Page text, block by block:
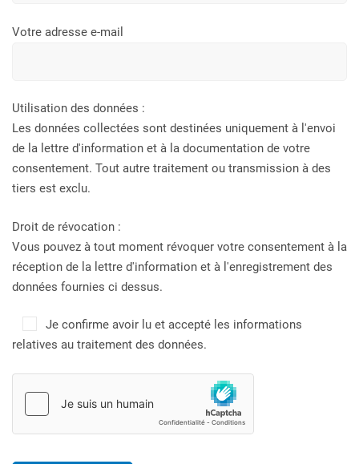
Votre adresse e-mail
Utilisation des données :
Les données collectées sont destinées uniquement à l'envoi
de la lettre d'information et à la documentation de votre
consentement. Tout autre traitement ou transmission à des
tiers est exclu.
Droit de révocation :
Vous pouvez à tout moment révoquer votre consentement à la
réception de la lettre d'information et à l'enregistrement des
données fournies ci dessus.
Je confirme avoir lu et accepté les informations
relatives au traitement des données.